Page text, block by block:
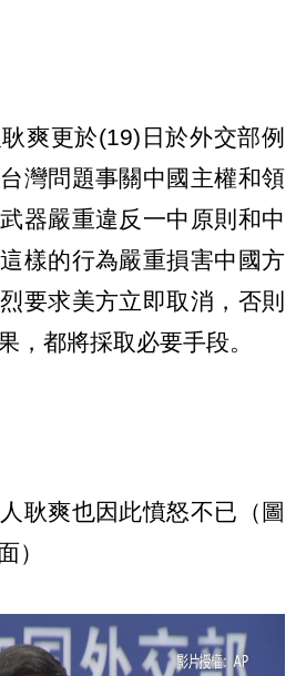
爽更於(19)日於外交部例
灣問題事關中國主權和領
器嚴重違反一中原則和中
樣的行為嚴重損害中國方
要求美方立即取消，否則
，都將採取必要手段。
耿爽也因此憤怒不已（圖
）